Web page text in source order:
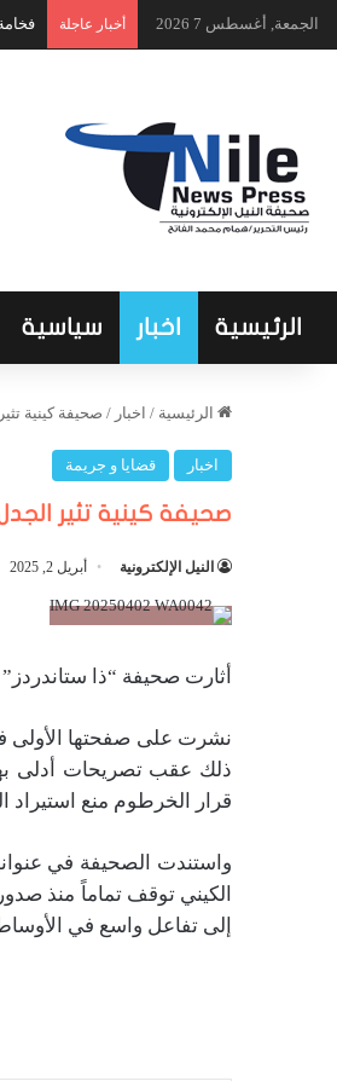
الجمعة, أغسطس 7 2026 أخبار عاجلة
الرئيسية اخبار سياسية
الرئيسية / اخبار / صحيفة كينية
اخبار قضايا و جريمة
صحيفة كينية تثير
النيل الإلكترونية أبريل 2, 2025
أثارت صحيفة “ذا ستاندردز”
نشرت على صفحتها الأولى
ذلك عقب تصريحات أدلى
قرار الخرطوم منع
واستندت الصحيفة في
الكيني توقف تماماً منذ
إلى تفاعل واسع في